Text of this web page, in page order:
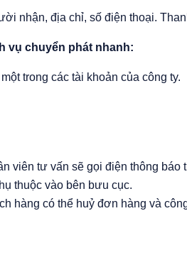
nhận, địa chỉ, số điện thoại.
vụ chuyển phát nhanh:
trong các tài khoản của công ty.
viên tư vấn sẽ gọi điện thông
thuộc vào bên bưu cục.
hàng có thể huỷ đơn hàng và